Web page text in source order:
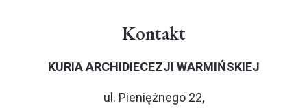
Kontakt
KURIA ARCHIDIECEZJI WARMIŃSKIEJ
ul. Pieniężnego 22,